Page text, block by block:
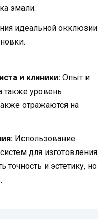
эмали.
идеальной окклюзии
и клиники: Опыт и
также уровень
отражаются на
Использование
для изготовления
и эстетику, но